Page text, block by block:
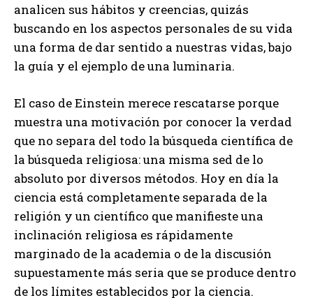
analicen sus hábitos y creencias, quizás
buscando en los aspectos personales de su vida
una forma de dar sentido a nuestras vidas, bajo
la guía y el ejemplo de una luminaria.
El caso de Einstein merece rescatarse porque
muestra una motivación por conocer la verdad
que no separa del todo la búsqueda científica de
la búsqueda religiosa: una misma sed de lo
absoluto por diversos métodos. Hoy en día la
ciencia está completamente separada de la
religión y un científico que manifieste una
inclinación religiosa es rápidamente
marginado de la academia o de la discusión
supuestamente más seria que se produce dentro
de los límites establecidos por la ciencia.